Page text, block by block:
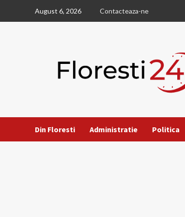
August 6, 2026 Contacteaza-ne
Din Floresti Administratie Politica